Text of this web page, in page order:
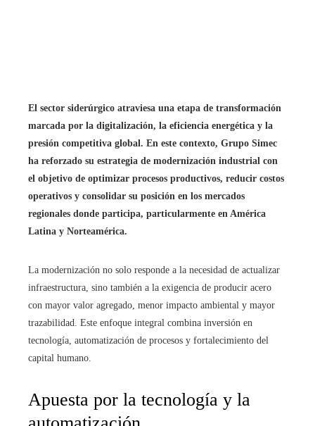
El sector siderúrgico atraviesa una etapa de transformación
marcada por la digitalización, la eficiencia energética y la
presión competitiva global. En este contexto, Grupo Simec
ha reforzado su estrategia de modernización industrial con
el objetivo de optimizar procesos productivos, reducir costos
operativos y consolidar su posición en los mercados
regionales donde participa, particularmente en América
Latina y Norteamérica.
La modernización no solo responde a la necesidad de actualizar
infraestructura, sino también a la exigencia de producir acero
con mayor valor agregado, menor impacto ambiental y mayor
trazabilidad. Este enfoque integral combina inversión en
tecnología, automatización de procesos y fortalecimiento del
capital humano.
Apuesta por la tecnología y la